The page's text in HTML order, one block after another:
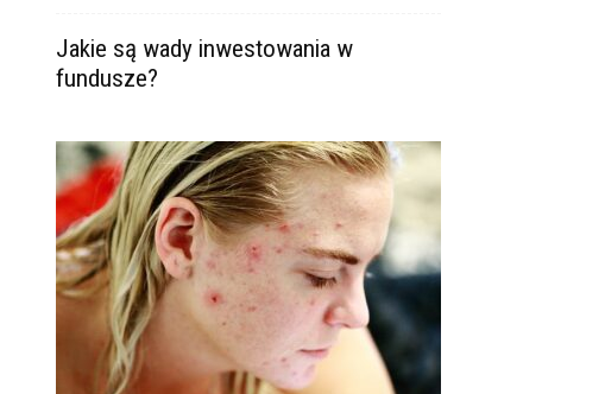
Jakie są wady inwestowania w
fundusze?